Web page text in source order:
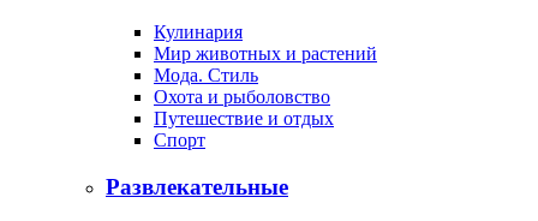
Кулинария
Мир животных и растений
Мода. Стиль
Охота и рыболовство
Путешествие и отдых
Спорт
Развлекательные